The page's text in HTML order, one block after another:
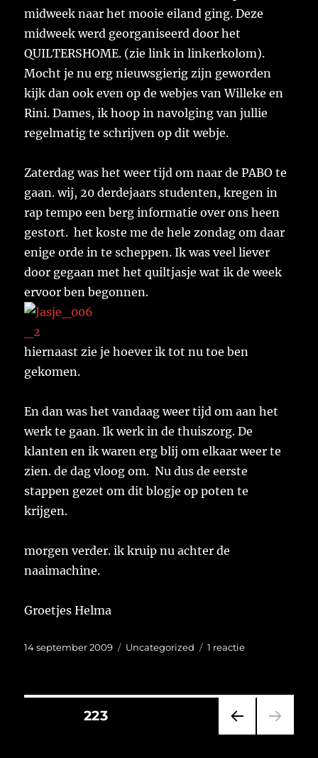
midweek naar het mooie eiland ging. Deze
midweek werd georganiseerd door het
QUILTERSHOME. (zie link in linkerkolom).
Mocht je nu erg nieuwsgierig zijn geworden
kijk dan ook even op de webjes van Willeke en
Rini. Dames, ik hoop in navolging van jullie
regelmatig te schrijven op dit webje.
Zaterdag was het weer tijd om naar de PABO te
gaan. wij, 20 derdejaars studenten, kregen in
rap tempo een berg informatie over ons heen
gestort. het koste me de hele zondag om daar
enige orde in te scheppen. Ik was veel liever
door gegaan met het quiltjasje wat ik de week
ervoor ben begonnen.
hiernaast zie je hoever ik tot nu toe ben
gekomen.
En dan was het vandaag weer tijd om aan het
werk te gaan. Ik werk in de thuiszorg. De
klanten en ik waren erg blij om elkaar weer te
zien. de dag vloog om. Nu dus de eerste
stappen gezet om dit blogje op poten te
krijgen.
morgen verder. ik kruip nu achter de
naaimachine.
Groetjes Helma
Geplaatst
14 september 2009 Categorieën
Uncategorized 1 reactieop
Berichten
PAGINA223